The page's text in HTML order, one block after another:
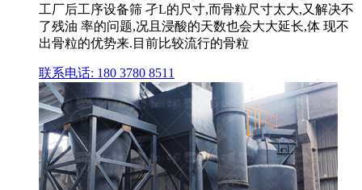
工厂后工序设备筛 孑L的尺寸,而骨粒尺寸太大,又解决不
了残油 率的问题,况且浸酸的天数也会大大延长,体 现不
出骨粒的优势来.目前比较流行的骨粒
联系电话: 180 3780 8511